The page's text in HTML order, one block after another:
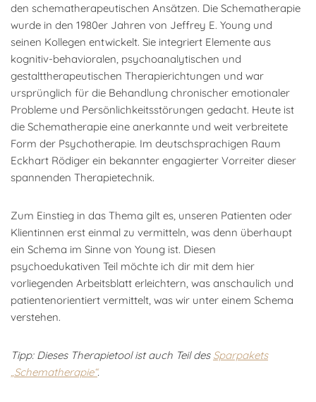
den schematherapeutischen Ansätzen. Die Schematherapie
wurde in den 1980er Jahren von Jeffrey E. Young und
seinen Kollegen entwickelt. Sie integriert Elemente aus
kognitiv-behavioralen, psychoanalytischen und
gestalttherapeutischen Therapierichtungen und war
ursprünglich für die Behandlung chronischer emotionaler
Probleme und Persönlichkeitsstörungen gedacht. Heute ist
die Schematherapie eine anerkannte und weit verbreitete
Form der Psychotherapie. Im deutschsprachigen Raum
Eckhart Rödiger ein bekannter engagierter Vorreiter dieser
spannenden Therapietechnik.
Zum Einstieg in das Thema gilt es, unseren Patienten oder
Klientinnen erst einmal zu vermitteln, was denn überhaupt
ein Schema im Sinne von Young ist. Diesen
psychoedukativen Teil möchte ich dir mit dem hier
vorliegenden Arbeitsblatt erleichtern, was anschaulich und
patientenorientiert vermittelt, was wir unter einem Schema
verstehen.
Tipp: Dieses Therapietool ist auch Teil des Sparpakets
„Schematherapie“.